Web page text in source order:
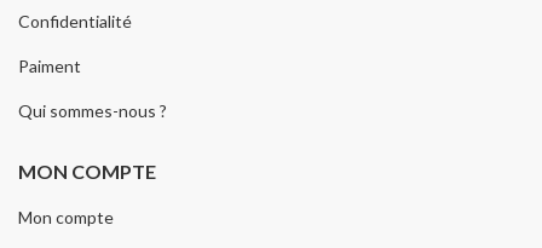
Confidentialité
Paiment
Qui sommes-nous ?
MON COMPTE
Mon compte